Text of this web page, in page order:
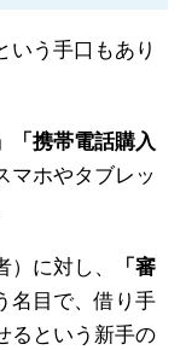
いう手口もあり
「携帯電話購入
マホやタブレッ
に対し、
「審
名目で、借り手
るという新手の